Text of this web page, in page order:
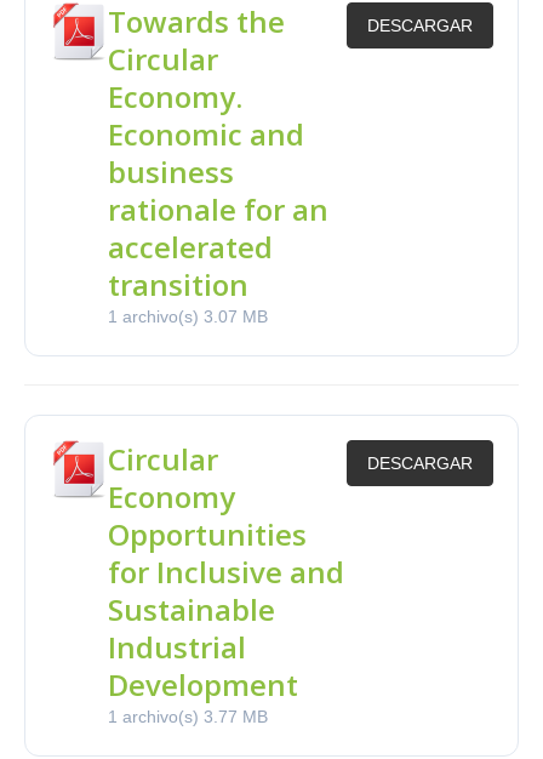
Towards the
Circular
Economy.
Economic and
business
rationale for an
accelerated
transition
1 archivo(s) 3.07 MB
DESCARGAR
Circular
Economy
Opportunities
for Inclusive and
Sustainable
Industrial
Development
1 archivo(s) 3.77 MB
DESCARGAR